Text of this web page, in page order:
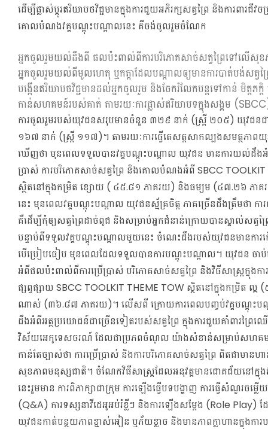
ដើម្បីផ្លាស់ប្តូរឥរិយាបថវិជ្ជមានក្នុងការជួយអភិរក្សសត្វព្រៃ និងការពារជីវ
គោលបំណងវគ្គបណ្តុះបណ្តាលនេះ គឺចង់ចូលរួមចំណែក
អ្នកចូលរួមយល់ដឹងពី ផលប៉ះពាល់ពីការបរិភោគសាច់សត្វព្រៃទៅលើសុខ
អ្នកចូលរួមយល់ពីមូលហេតុ ឬកត្តាដែលបណ្តាលឲ្យមានការបាត់បង់សត្វព្
បង្កើនឥរិយាបថវិជ្ជមានដល់អ្នកចូលរួម និងចែករំលែកបន្តទៅកាន់ មិត្តភក្
កាន់សហគមន៍របស់គាត់ តាមរយៈការផ្លាស់ឥរិយាបទក្នុងសង្គម
ការចូលរួមរបស់យុវជនសរុបមានចំនួន ៣២៩ នាក់ (ស្រ្តី ២០៥) យុវជនជ
១៦៧ នាក់ (ស្ត្រី ១១៧)។ តាមរយៈការធ្វើតេសត្តសាកល្បងសមត្ថភាព
ឃើញថា មុនពេលទទួលបានវគ្គបណ្តុះបណ្តាល យុវជន មានការយល់ដឹង
ប្រាស់ ការបរិភោគសាច់សត្វព្រៃ និងគោលបំណងអំពី SBCC TOOLKIT
ស្ថិតនៅក្នុងកម្រិត ខ្សោយ ( ៤៥.៨១ ភាគរយ) និងធម្យម (៤៧.២៦ ភាគ
នេះ មុនពេលវគ្គបណ្តុះបណ្តាល យុវជនស្ម័គ្រចិត្ត ភាគច្រើនដឹងត្រឹមថា ការ
គឺដើម្បីកុំឲ្យសត្វព្រៃដាច់ពូជ និងសម្រាប់អ្នកជំនាន់ក្រោយបានស្គាល់សត្វព្
បន្ទាប់ពីទទួលវគ្គបណ្តុះបណ្តាលមួយនេះ ចំណេះដឹងរបស់យុវជនមានការ
បើប្រៀបធៀប មុនពេលដែលទទួលបានការបណ្តុះបណ្តាល។ យុវជន ចាប់
អំពីផលប៉ះពាល់ពីការប្រើប្រាស់ បរិភោគសាច់សត្វព្រៃ និងវិធីសាស្ត្រក្នុងក
ផ្សព្វផ្សាយ SBCC TOOLKIT THEME TOW ស្ថិតនៅក្នុងកម្រិត ល្
ណាស់ (៣៦.៨៧ ភាគរយ)។ លើសពី ក្រោយការពេលបញ្ចប់វគ្គបណ្តុះ
ដឹងអំពីអត្ថប្រយោជន៍ជាច្រើនទៀតរបស់សត្វព្រៃ ក្នុងការជួយគាំពារព្រៃ
វិស័យអេកូទេសចរណ៍ ដែលជាប្រភពចំណូល យ៉ាងសំខាន់សម្រាប់សហគ
កាន់តែច្បាស់ថា ការប្រើប្រាស់ និងការបរិភោគសាច់សត្វព្រៃ ពិតជាមា
សុខភាពមនុស្សជាតិ។ ចំណែកវិធីសាស្រ្តដែលអនុវត្តមានជោគជ័យនៅក្នុ
នេះរួមមាន ការពិភាក្សាជាក្រុម ការឡើងធ្វើបទបង្ហាញ ការធ្វើសំណួរចម្ល
(Q&A) ការទស្សនាវីដេអូអប់រំខ្លីៗ និងការឡើងសម្តែង (Role Play)
យុវជនកាត់បន្ថយភាពខ្មាស់អៀន ឬភ័យខ្លាច និងមានភាពក្លាហានក្នុងក